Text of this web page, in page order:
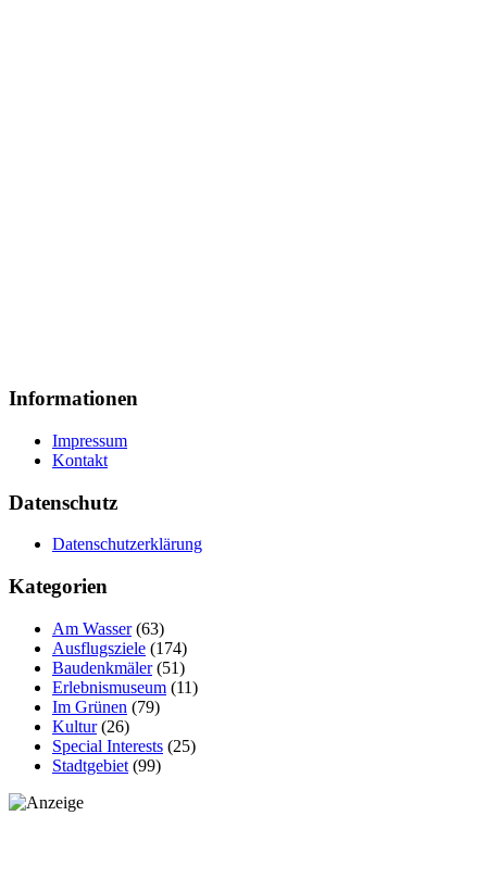
Informationen
Impressum
Kontakt
Datenschutz
Datenschutzerklärung
Kategorien
Am Wasser(63)
Ausflugsziele (174)
Baudenkmäler(51)
Erlebnismuseum (11)
Im Grünen (79)
Kultur(26)
Special Interests (25)
Stadtgebiet (99)